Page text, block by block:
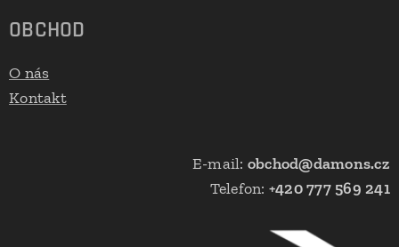
OBCHOD
O nás
Kontakt
E-mail: obchod@damons.cz
Telefon: +420 777 569 241